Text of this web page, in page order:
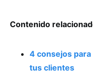
Contenido
4 consejos
tus clientes